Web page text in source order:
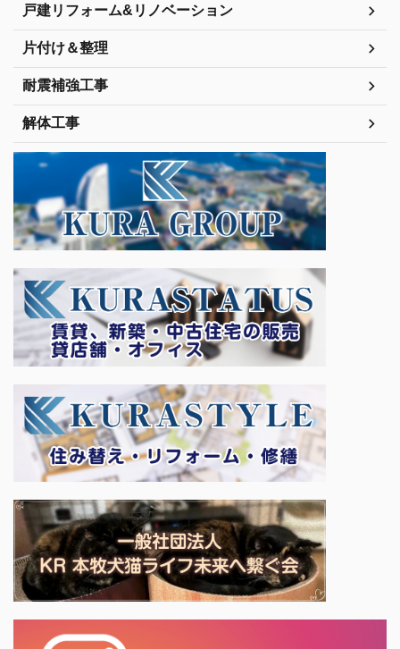
戸建リフォーム&リノベーション
片付け＆整理
耐震補強工事
解体工事